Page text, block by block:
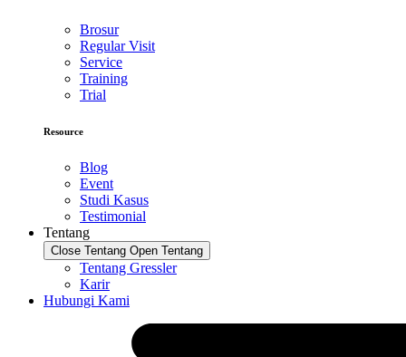
Brosur
Regular Visit
Service
Training
Trial
Resource
Blog
Event
Studi Kasus
Testimonial
Tentang
Close Tentang Open Tentang
Tentang Gressler
Karir
Hubungi Kami